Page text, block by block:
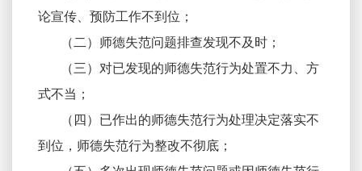
论宣传、预防工作不到位；
（二）师德失范问题排查发现不及时；
（三）对已发现的师德失范行为处置不力、方
式不当；
（四）已作出的师德失范行为处理决定落实不
到位，师德失范行为整改不彻底；